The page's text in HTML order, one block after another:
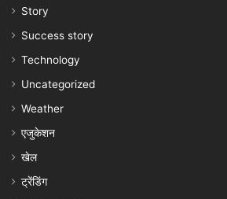
Story
Success story
Technology
Uncategorized
Weather
एजुकेशन
खेल
ट्रेंडिंग